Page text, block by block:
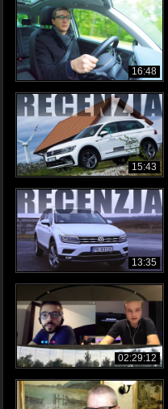
16:48
15:43
13:35
02:29:12